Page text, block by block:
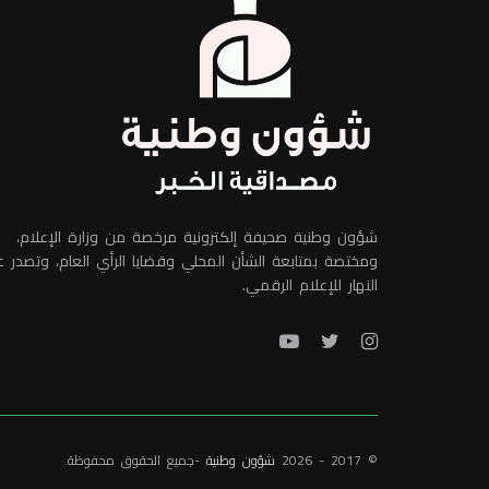
شؤون وطنية صحيفة إلكترونية مرخصة من وزارة الإعلام،
ومختصة بمتابعة الشأن المحلي وقضايا الرأي العام،
النهار للإعلام الرقمي.
© 2017 - 2026 شؤون وطنية -جميع الحقوق محفوظة.